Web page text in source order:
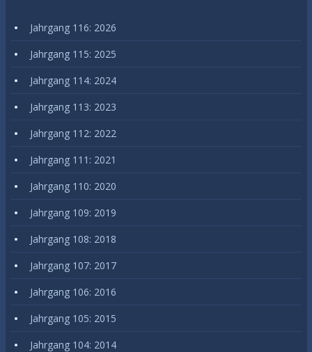
Jahrgang 116: 2026
Jahrgang 115: 2025
Jahrgang 114: 2024
Jahrgang 113: 2023
Jahrgang 112: 2022
Jahrgang 111: 2021
Jahrgang 110: 2020
Jahrgang 109: 2019
Jahrgang 108: 2018
Jahrgang 107: 2017
Jahrgang 106: 2016
Jahrgang 105: 2015
Jahrgang 104: 2014